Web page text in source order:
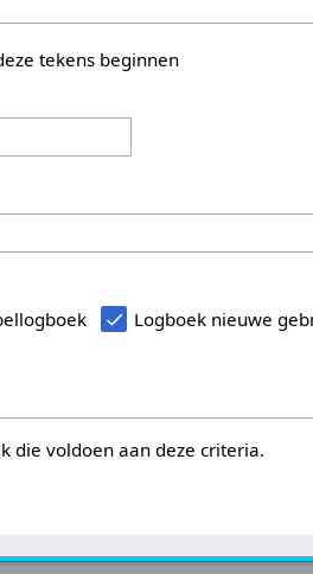
tekens beginnen
Logboek nieuwe
die voldoen aan deze criteria.